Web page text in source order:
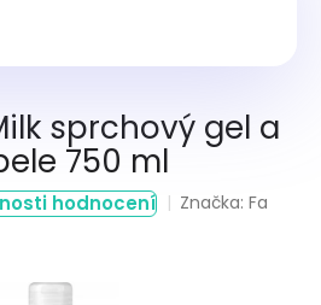
sprchový gel a
750 ml
hodnocení Značka:Fa